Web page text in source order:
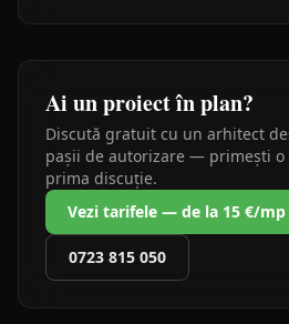
Ai un proiect în plan?
Discută gratuit cu un arhitect
pașii de autorizare — primești o
prima discuție.
Vezi tarifele — de la 15 €/mp
0723 815 050